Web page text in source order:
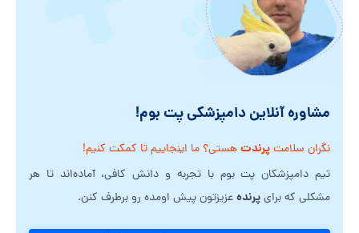
مشاوره آنلاین دامپزشکی پت بوم!
نگران سلامتپرندتهستی؟ ما اینجاییم تا کمکت کنیم!
تیم دامپزشکان پت بوم با تجربه و دانش کافی، آماده‌اند تا هر
مشکلی که برایپرندهعزیزتون پیش اومده رو برطرف کنن.